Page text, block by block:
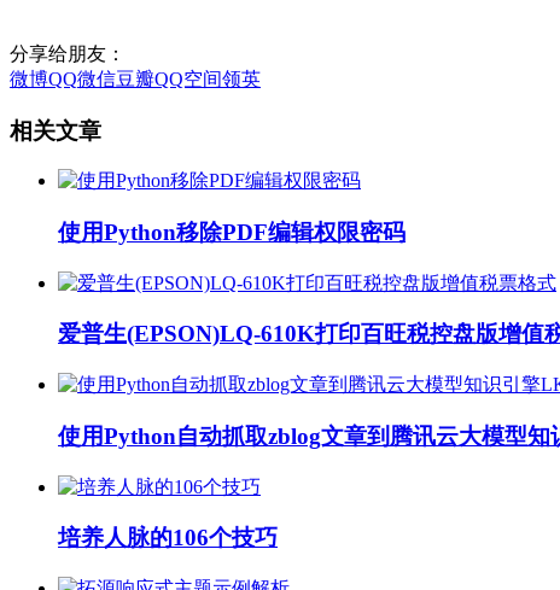
分享给朋友：
微博QQ微信豆瓣QQ空间领英
相关文章
使用Python移除PDF编辑权限密码
爱普生(EPSON)LQ-610K打印百旺税控盘版增值
使用Python自动抓取zblog文章到腾讯云大模型
培养人脉的106个技巧